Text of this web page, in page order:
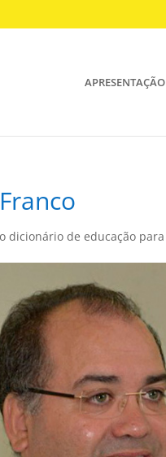
APRESENTAÇÃO
dicionário de educação